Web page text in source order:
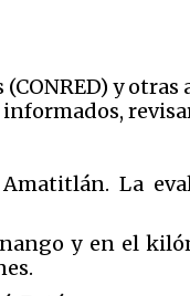
y
La
y en el